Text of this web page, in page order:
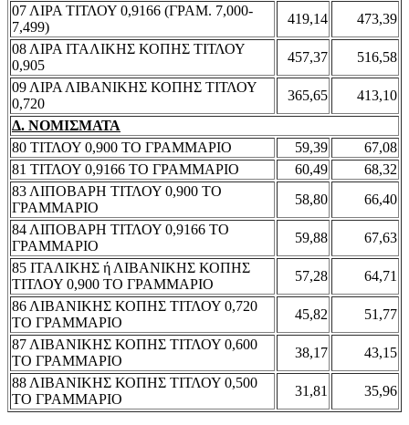
07 ΛΙΡΑ ΤΙΤΛΟΥ 0,9166 (ΓΡΑΜ. 7,000-
7,499)
419,14
473,39
08 ΛΙΡΑ ΙΤΑΛΙΚΗΣ ΚΟΠΗΣ ΤΙΤΛΟΥ
0,905
457,37
516,58
09 ΛΙΡΑ ΛΙΒΑΝΙΚΗΣ ΚΟΠΗΣ ΤΙΤΛΟΥ
0,720
365,65
413,10
Δ. ΝΟΜΙΣΜΑΤΑ
80 ΤΙΤΛΟΥ 0,900 ΤΟ ΓΡΑΜΜΑΡΙΟ
59,39
67,08
81 ΤΙΤΛΟΥ 0,9166 ΤΟ ΓΡΑΜΜΑΡΙΟ
60,49
68,32
83 ΛΙΠΟΒΑΡΗ ΤΙΤΛΟΥ 0,900 ΤΟ
ΓΡΑΜΜΑΡΙΟ
58,80
66,40
84 ΛΙΠΟΒΑΡΗ ΤΙΤΛΟΥ 0,9166 ΤΟ
ΓΡΑΜΜΑΡΙΟ
59,88
67,63
85 ΙΤΑΛΙΚΗΣ ή ΛΙΒΑΝΙΚΗΣ ΚΟΠΗΣ
ΤΙΤΛΟΥ 0,900 ΤΟ ΓΡΑΜΜΑΡΙΟ
57,28
64,71
86 ΛΙΒΑΝΙΚΗΣ ΚΟΠΗΣ ΤΙΤΛΟΥ 0,720
ΤΟ ΓΡΑΜΜΑΡΙΟ
45,82
51,77
87 ΛΙΒΑΝΙΚΗΣ ΚΟΠΗΣ ΤΙΤΛΟΥ 0,600
ΤΟ ΓΡΑΜΜΑΡΙΟ
38,17
43,15
88 ΛΙΒΑΝΙΚΗΣ ΚΟΠΗΣ ΤΙΤΛΟΥ 0,500
ΤΟ ΓΡΑΜΜΑΡΙΟ
31,81 35,96